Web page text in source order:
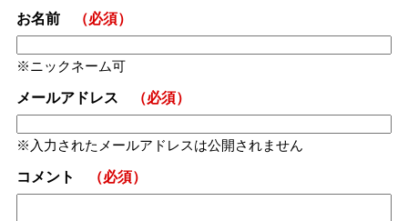
お名前 （必須）
ニックネーム可
メールアドレス （必須）
入力されたメールアドレスは公開されません
コメント （必須）